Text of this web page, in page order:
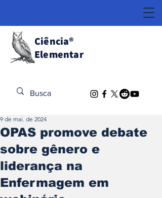
Ciência®
Elementar
OPAS promove debate
sobre gênero e
liderança na
Enfermagem em
9 de mai. de 2024